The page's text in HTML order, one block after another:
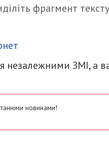
фрагмент
незалежними ЗМІ, а
новинами!